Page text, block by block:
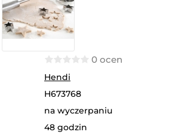
0 ocen
Hendi
H673768
na wyczerpaniu
48 godzin